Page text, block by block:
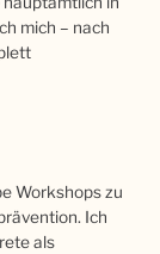
mich – nach
Workshops zu
Ich
als